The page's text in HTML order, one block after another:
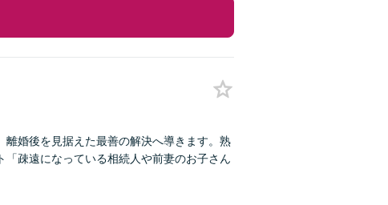
離婚後を見据えた最善の解決へ導きます。熟
疎遠になっている相続人や前妻のお子さん